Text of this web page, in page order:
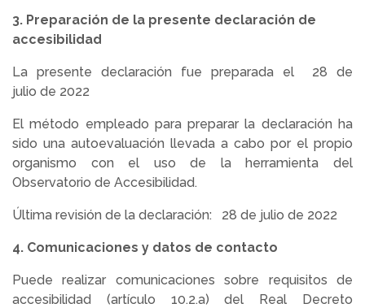
3. Preparación de la presente declaración de
accesibilidad
La presente declaración fue preparada el 28 de
julio de 2022
El método empleado para preparar la declaración ha
sido una autoevaluación llevada a cabo por el propio
organismo con el uso de la herramienta del
Observatorio de Accesibilidad.
Última revisión de la declaración: 28 de julio de 2022
4. Comunicaciones y datos de contacto
Puede realizar comunicaciones sobre requisitos de
accesibilidad (artículo 10.2.a) del Real Decreto